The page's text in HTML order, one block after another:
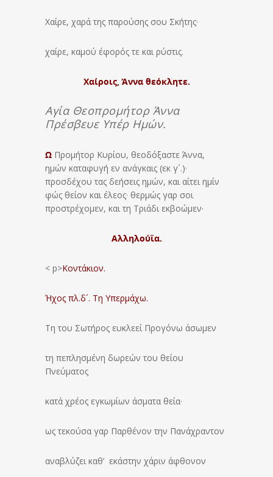
Χαίρε, χαρά της παρούσης σου Σκήτης·
χαίρε, καμού έφορός τε και ρύστις.
Χαίροις, Άννα θεόκλητε.
Αγία Θεοπρομήτορ Άννα
Πρέσβευε Υπέρ Ημών.
Ω Προμήτορ Κυρίου, θεοδόξαστε Άννα,
ημών καταφυγή εν ανάγκαις (εκ γ´.)·
προσδέχου τας δεήσεις ημών, και αίτει ημίν
φώς θείον και έλεος· θερμώς γαρ σοι
προστρέχομεν, και τη Τριάδι εκβοώμεν·
Αλληλούϊα.
< p>Κοντάκιον.
Ήχος πλ.δ´. Τη Υπερμάχω.
Τη του Σωτήρος ευκλεεί Προγόνω άσωμεν
τη πεπλησμένη δωρεών του θείου
Πνεύματος
κατά χρέος εγκωμίων άσματα θεία·
ως τεκούσα γαρ Παρθένον την Πανάχραντον
αναβλύζει καθ’ εκάστην χάριν άφθονον